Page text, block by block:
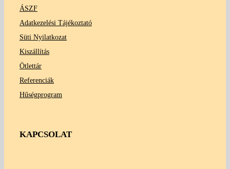
ÁSZF
Adatkezelési Tájékoztató
Süti Nyilatkozat
Kiszállítás
Ötlettár
Referenciák
Hűségprogram
KAPCSOLAT